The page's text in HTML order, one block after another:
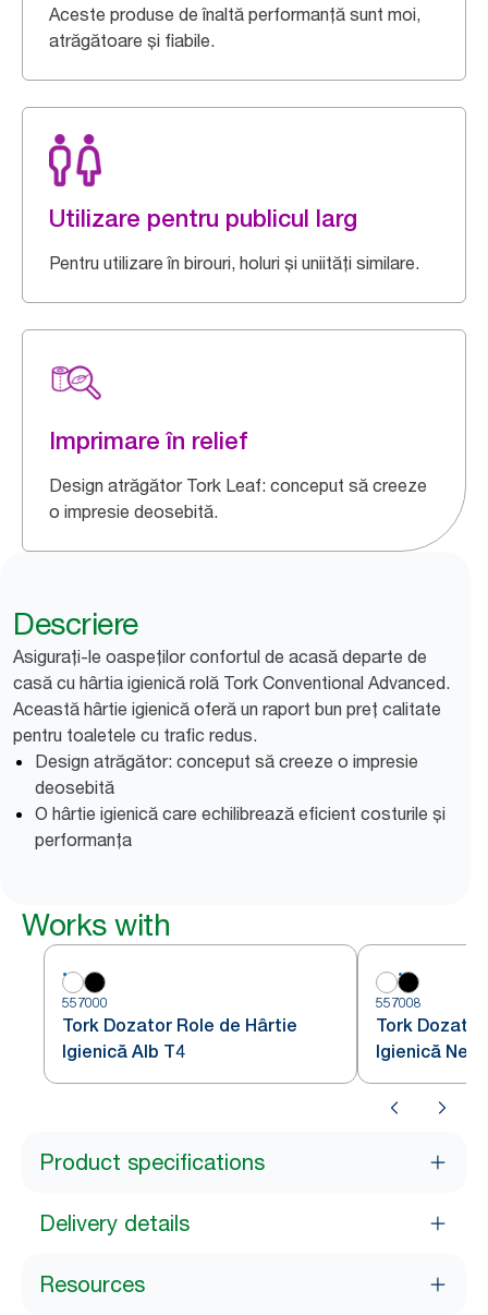
Aceste produse de înaltă performanță sunt moi,
atrăgătoare și fiabile.
Utilizare pentru publicul larg
Pentru utilizare în birouri, holuri și uniități similare.
Imprimare în relief
Design atrăgător Tork Leaf: conceput să creeze
o impresie deosebită.
Descriere
Asigurați-le oaspeților confortul de acasă departe de
casă cu hârtia igienică rolă Tork Conventional Advanced.
Această hârtie igienică oferă un raport bun preț calitate
pentru toaletele cu trafic redus.
Design atrăgător: conceput să creeze o impresie
deosebită
O hârtie igienică care echilibrează eficient costurile și
performanța
Works with
557000
Tork Dozator Role de Hârtie
Igienică Alb T4
557008
Tork
Igienică
Product specifications
Delivery details
Resources